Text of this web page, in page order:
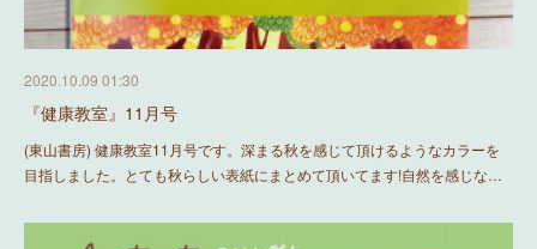
2020.10.09 01:30
『健康教室』11月号
(東山書房) 健康教室11月号です。深まる秋を感じて頂けるようなカラーを
目指しました。とても秋らしい表紙にまとめて頂いてます!自然を感じな…